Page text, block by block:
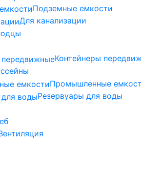
Подземные емкости
Для канализации
Контейнеры
Промышленные
Резервуары для воды